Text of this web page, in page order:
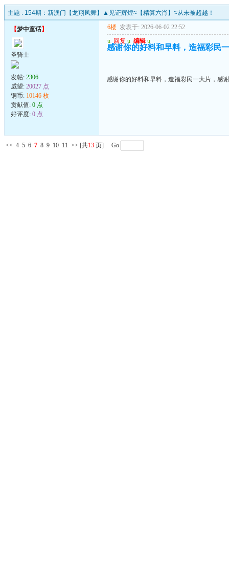
主题 : 154期：新澳门【龙翔凤舞】▲见证辉煌≈【精算六肖】≈从未被超越！
【梦中童话】
圣骑士
发帖: 2306
威望: 20027 点
铜币: 10146 枚
贡献值: 0 点
好评度: 0 点
6楼 发表于: 2026-06-02 22:52
u 回复 u 编辑 u
感谢你的好料和早料，造福彩民
感谢你的好料和早料，造福彩民一大片，感
<< 4 5 6 7 8 9 10 11 >> [共13 页] Go